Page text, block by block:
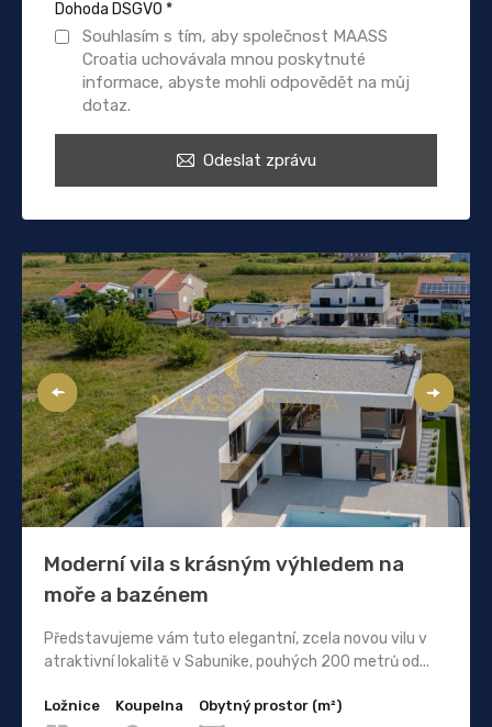
Dohoda DSGVO *
Souhlasím s tím, aby společnost MAASS
Croatia uchovávala mnou poskytnuté
informace, abyste mohli odpovědět na můj
dotaz.
Odeslat zprávu
Moderní vila s krásným výhledem na
moře a bazénem
Představujeme vám tuto elegantní, zcela novou vilu v
atraktivní lokalitě v Sabunike, pouhých 200 metrů od...
Ložnice
Koupelna
Obytný prostor (m²)